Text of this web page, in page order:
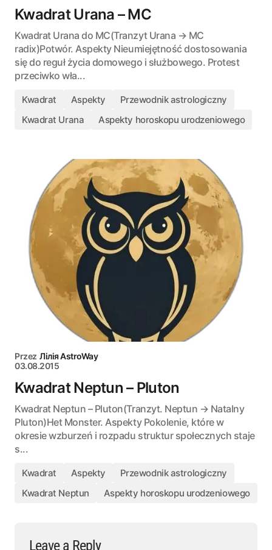
Kwadrat Urana – MC
Kwadrat Urana do MC(Tranzyt Urana → MC
radix)Potwór. Aspekty Nieumiejętność dostosowania
się do reguł życia domowego i służbowego. Protest
przeciwko wła...
Kwadrat Aspekty
Przewodnik astrologiczny
Kwadrat Urana
Aspekty horoskopu urodzeniowego
Przez Лілія AstroWay
03.08.2015
Kwadrat Neptun – Pluton
Kwadrat Neptun – Pluton(Tranzyt. Neptun → Natalny
Pluton)Het Monster. Aspekty Pokolenie, które w
okresie wzburzeń i rozpadu struktur społecznych staje
s...
Kwadrat Aspekty
Przewodnik astrologiczny
Kwadrat Neptun
Aspekty horoskopu urodzeniowego
Leave a Reply